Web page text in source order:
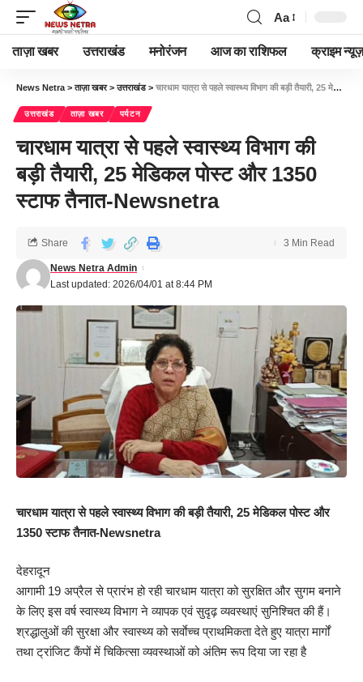
Aa
ताज़ा खबर उत्तराखंड मनोरंजन आज का राशिफल क्राइम न्यूज़
News Netra >ताज़ा खबर>उत्तराखंड> चारधाम यात्रा से पहले स्वास्थ्य विभाग की बड़ी तैयारी, 25 मेडिकल पोस्ट और 1350 स्टाफ तैनात-Newsnetra
उत्तराखंड ताज़ा खबर पर्यटन
चारधाम यात्रा से पहले स्वास्थ्य विभाग की
बड़ी तैयारी, 25 मेडिकल पोस्ट और 1350
स्टाफ तैनात-Newsnetra
Last updated: 2026/04/01 at 8:44 PM
News Netra Admin
Share 3 Min Read
चारधाम यात्रा से पहले स्वास्थ्य विभाग की बड़ी तैयारी, 25 मेडिकल पोस्ट और
1350 स्टाफ तैनात-Newsnetra
देहरादून
आगामी 19 अप्रैल से प्रारंभ हो रही चारधाम यात्रा को सुरक्षित और सुगम बनाने
के लिए इस वर्ष स्वास्थ्य विभाग ने व्यापक एवं सुदृढ़ व्यवस्थाएं सुनिश्चित की हैं।
श्रद्धालुओं की सुरक्षा और स्वास्थ्य को सर्वाेच्च प्राथमिकता देते हुए यात्रा मार्गों
तथा ट्रांजिट कैंपों में चिकित्सा व्यवस्थाओं को अंतिम रूप दिया जा रहा है